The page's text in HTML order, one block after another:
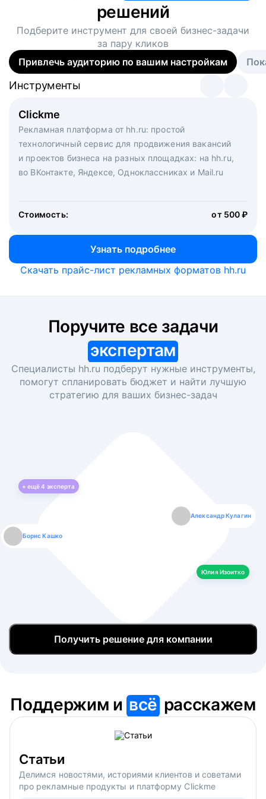
решений
Подберите инструмент для своей бизнес-задачи
за пару кликов
Привлечь аудиторию по вашим настройкам
Clickme
Рекламная платформа от hh.ru: простой
технологичный сервис для продвижения вакансий
и проектов бизнеса на разных площадках: на hh.ru,
во ВКонтакте, Яндексе, Одноклассниках и Mail.ru
Стоимость: от 500 ₽
Узнать подробнее
Инструменты
Вакансия дня
Рекламный формат для вакансий на главной странице
hh.ru. Увеличивает количество откликов
Инструменты
Массовый подбор под ключ. Решите, сколько
кандидатов и когда вам нужно, и за дело возьмутся
маркетологи, рекрутеры и проектные менеджеры
hh.ru с целым набором digital-инструментов
Инструменты
Скачать прайс-лист рекламных форматов hh.ru
экспертам
Специалисты hh.ru подберут нужные инструменты,
помогут спланировать бюджет и найти лучшую
стратегию для ваших бизнес-задач
+ ещё4 эксперта
Борис Кашко
Александр Кулагин
Юлия Изоитко
Юлия Изоитко
Даниил Макаров
Александр Кулагин
Екатерина Лазаренко
Даниил Макаров
Борис Кашко
Екатерина Лазаренко
Юлия Изоитко
Получить решение для компании
Поддержим ивсё расскажем
Статьи
Делимся новостями, историями клиентов и советами
про рекламные продукты и платформу Clickme